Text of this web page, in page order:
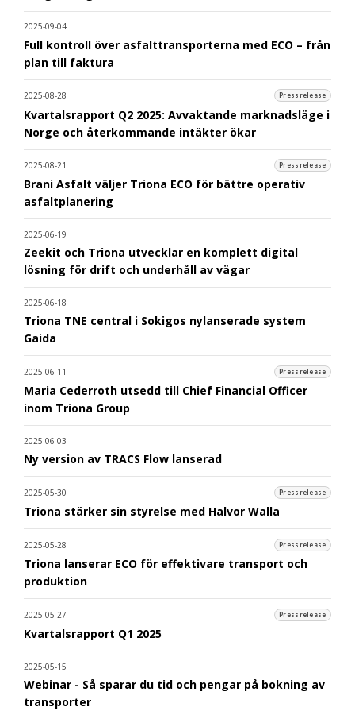
2025-09-04
Full kontroll över asfalttransporterna med ECO – från
plan till faktura
2025-08-28 Pressrelease
Kvartalsrapport Q2 2025: Avvaktande marknadsläge i
Norge och återkommande intäkter ökar
2025-08-21 Pressrelease
Brani Asfalt väljer Triona ECO för bättre operativ
asfaltplanering
2025-06-19
Zeekit och Triona utvecklar en komplett digital
lösning för drift och underhåll av vägar
2025-06-18
Triona TNE central i Sokigos nylanserade system
Gaida
2025-06-11 Pressrelease
Maria Cederroth utsedd till Chief Financial Officer
inom Triona Group
2025-06-03
Ny version av TRACS Flow lanserad
2025-05-30 Pressrelease
Triona stärker sin styrelse med Halvor Walla
2025-05-28 Pressrelease
Triona lanserar ECO för effektivare transport och
produktion
2025-05-27 Pressrelease
Kvartalsrapport Q1 2025
2025-05-15
Webinar - Så sparar du tid och pengar på bokning av
transporter